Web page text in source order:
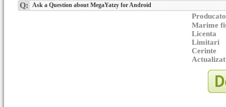
Q: Ask a Question about MegaYatzy for Android
Marime
Licenta
Limitari
Cerinte